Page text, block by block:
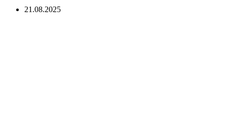
21.08.2025